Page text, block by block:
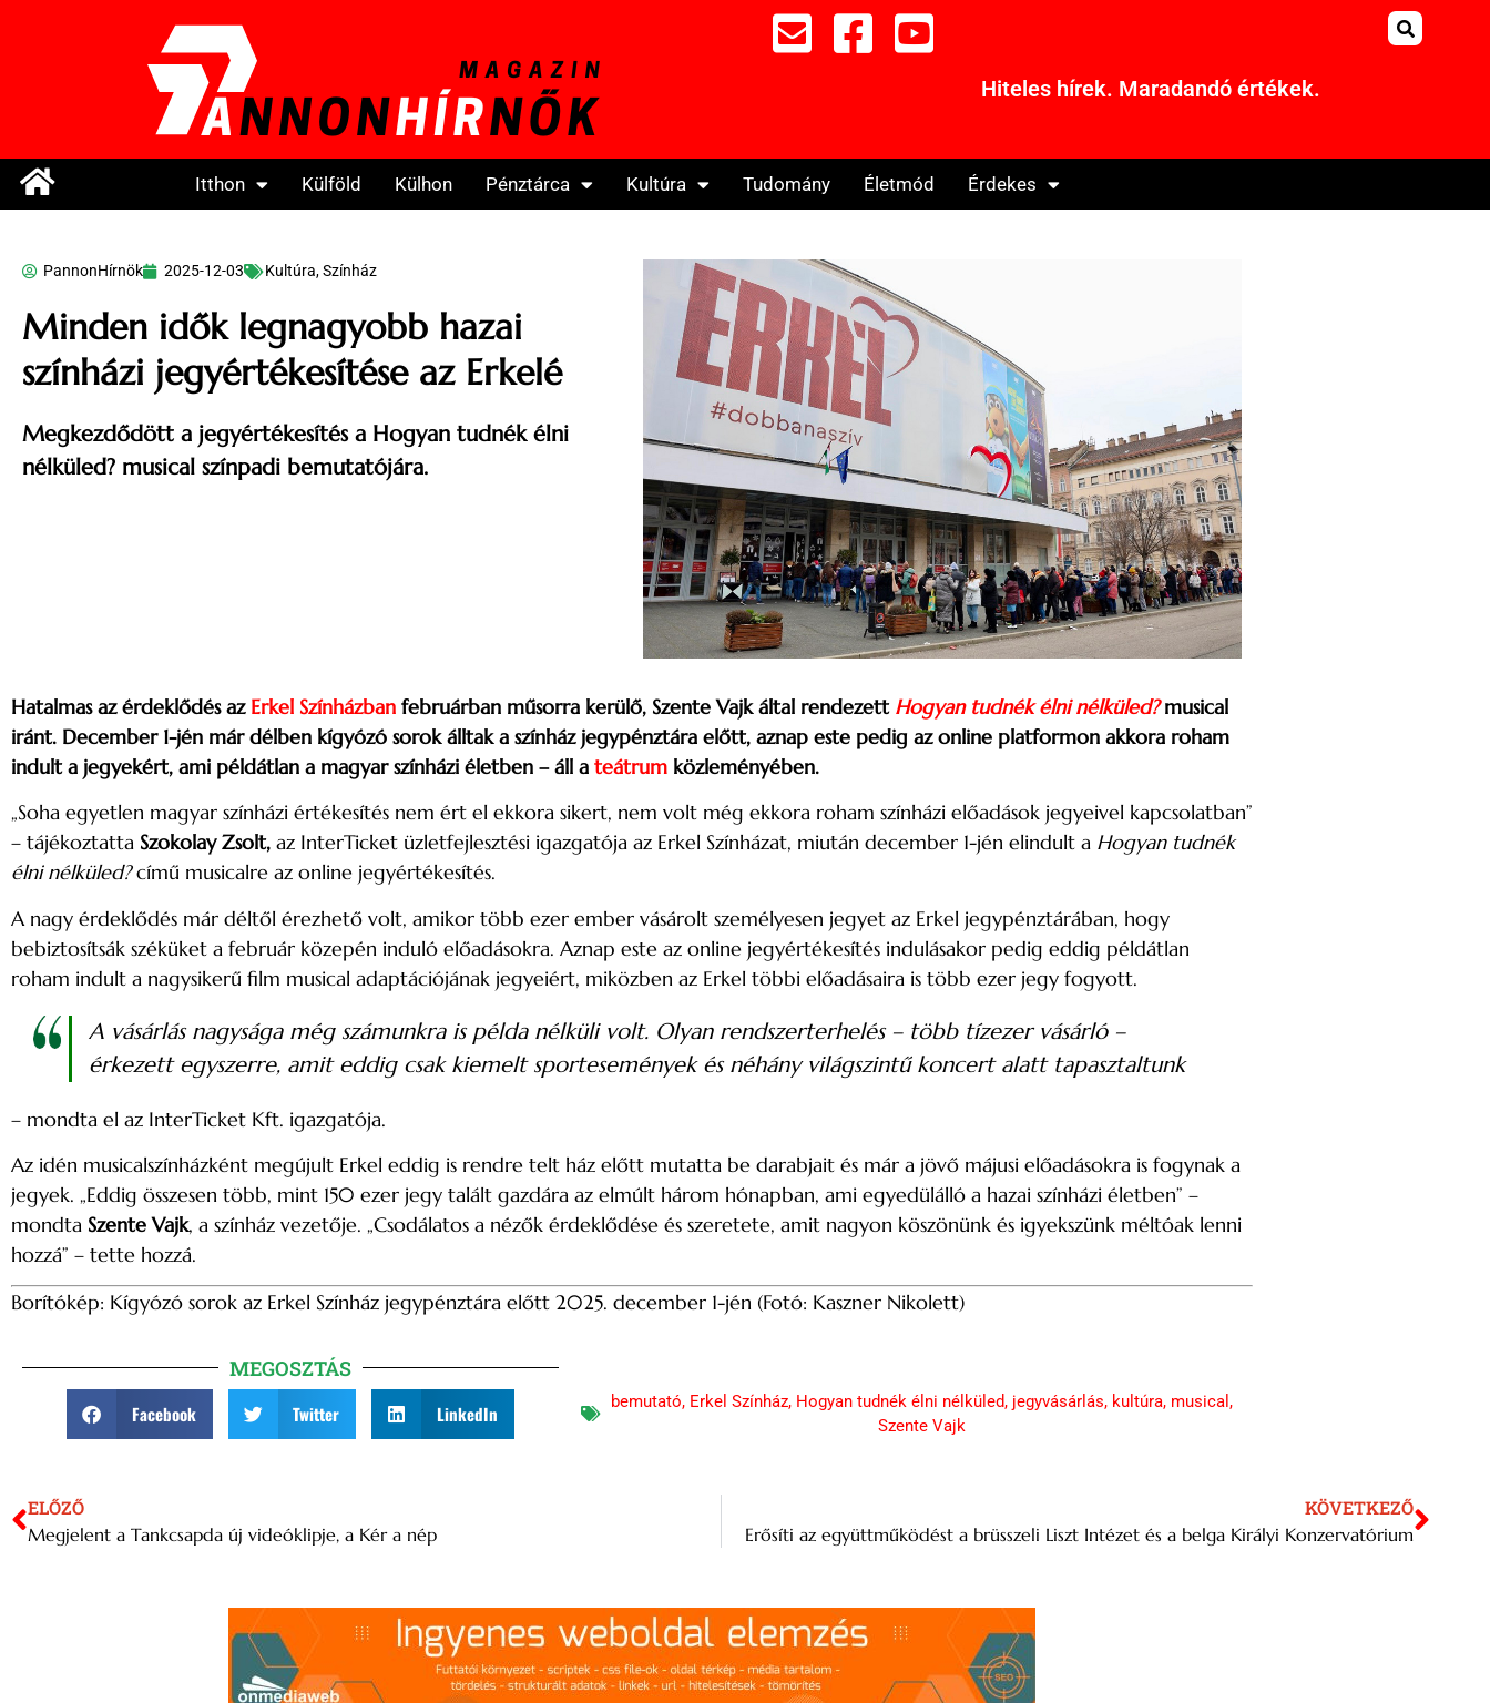
Hiteles hírek. Maradandó értékek.
Itthon Külföld Külhon Pénztárca Kultúra Tudomány Életmód Érdekes
PannonHírnök 2025-12-03 Kultúra,Színház
Minden idők legnagyobb hazai
színházi jegyértékesítése az Erkelé
Megkezdődött a jegyértékesítés a Hogyan tudnék élni
nélküled? musical színpadi bemutatójára.
Hatalmas az érdeklődés az Erkel Színházban februárban műsorra kerülő, Szente Vajk által rendezett Hogyan tudnék élni nélküled?musical
iránt. December 1-jén már délben kígyózó sorok álltak a színház jegypénztára előtt, aznap este pedig az online platformon akkora roham
indult a jegyekért, ami példátlan a magyar színházi életben – áll a teátrum közleményében.
„Soha egyetlen magyar színházi értékesítés nem ért el ekkora sikert, nem volt még ekkora roham színházi előadások jegyeivel kapcsolatban”
– tájékoztatta Szokolay Zsolt, az InterTicket üzletfejlesztési igazgatója az Erkel Színházat, miután december 1-jén elindult a Hogyan tudnék
élni nélküled?című musicalre az online jegyértékesítés.
A nagy érdeklődés már déltől érezhető volt, amikor több ezer ember vásárolt személyesen jegyet az Erkel jegypénztárában, hogy
bebiztosítsák széküket a február közepén induló előadásokra. Aznap este az online jegyértékesítés indulásakor pedig eddig példátlan
roham indult a nagysikerű film musical adaptációjának jegyeiért, miközben az Erkel többi előadásaira is több ezer jegy fogyott.
A vásárlás nagysága még számunkra is példa nélküli volt. Olyan rendszerterhelés – több tízezer vásárló –
érkezett egyszerre, amit eddig csak kiemelt sportesemények és néhány világszintű koncert alatt tapasztaltunk
– mondta el az InterTicket Kft. igazgatója.
Az idén musicalszínházként megújult Erkel eddig is rendre telt ház előtt mutatta be darabjait és már a jövő májusi előadásokra is fogynak a
jegyek. „Eddig összesen több, mint 150 ezer jegy talált gazdára az elmúlt három hónapban, ami egyedülálló a hazai színházi életben” –
mondta Szente Vajk, a színház vezetője. „Csodálatos a nézők érdeklődése és szeretete, amit nagyon köszönünk és igyekszünk méltóak lenni
hozzá” – tette hozzá.
Borítókép: Kígyózó sorok az Erkel Színház jegypénztára előtt 2025. december 1-jén (Fotó: Kaszner Nikolett)
MEGOSZTÁS
Facebook Twitter LinkedIn
bemutató, Erkel Színház, Hogyan tudnék élni nélküled, jegyvásárlás, kultúra, musical ,
Szente Vajk
ELŐZŐ
Megjelent a Tankcsapda új videóklipje, a Kér a nép
KÖVETKEZŐ
Erősíti az együttműködést a brüsszeli Liszt Intézet és a belga Királyi Konzervatórium